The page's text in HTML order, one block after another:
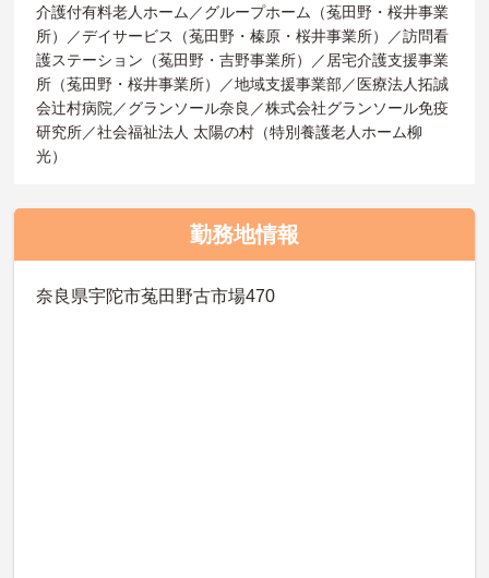
介護付有料老人ホーム／グループホーム（菟田野・桜井事業
所）／デイサービス（菟田野・榛原・桜井事業所）／訪問看
護ステーション（菟田野・吉野事業所）／居宅介護支援事業
所（菟田野・桜井事業所）／地域支援事業部／医療法人拓誠
会辻村病院／グランソール奈良／株式会社グランソール免疫
研究所／社会福祉法人 太陽の村（特別養護老人ホーム柳
光）
勤務地情報
奈良県宇陀市菟田野古市場470